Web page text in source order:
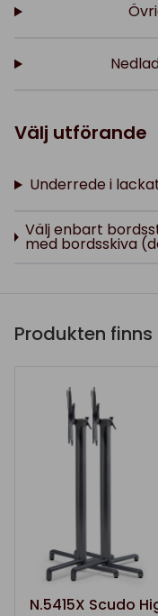
Välj utförande
Underrede i
Välj enbart
med bordsskiva
Produkten
N.5415X Scudo